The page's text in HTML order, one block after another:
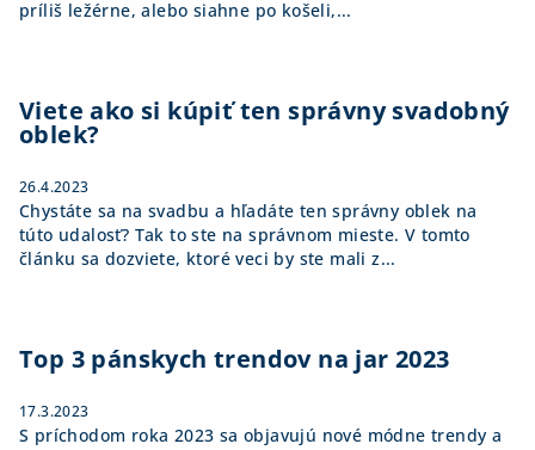
príliš ležérne, alebo siahne po košeli,...
Viete ako si kúpiť ten správny svadobný
oblek?
26.4.2023
Chystáte sa na svadbu a hľadáte ten správny oblek na
túto udalosť? Tak to ste na správnom mieste. V tomto
článku sa dozviete, ktoré veci by ste mali z...
Top 3 pánskych trendov na jar 2023
17.3.2023
S príchodom roka 2023 sa objavujú nové módne trendy a